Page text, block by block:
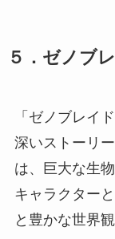
５．ゼノブ
「ゼノブレイ
深いストーリ
は、巨大な生
キャラクター
と豊かな世界